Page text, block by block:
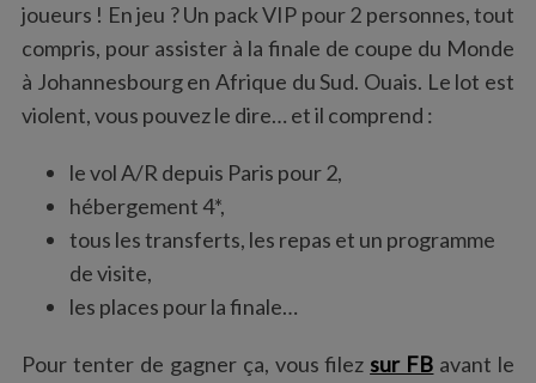
joueurs ! En jeu ? Un pack VIP pour 2 personnes, tout
compris, pour assister à la finale de coupe du Monde
à Johannesbourg en Afrique du Sud. Ouais. Le lot est
violent, vous pouvez le dire… et il comprend :
le vol A/R depuis Paris pour 2,
hébergement 4*,
tous les transferts, les repas et un programme
de visite,
les places pour la finale…
Pour tenter de gagner ça, vous filez sur FB avant le